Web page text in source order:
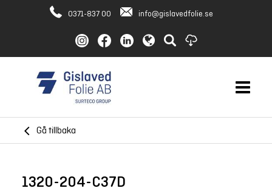
0371-837 00 info@gislavedfolie.se
Gå tillbaka
1320-204-C37D